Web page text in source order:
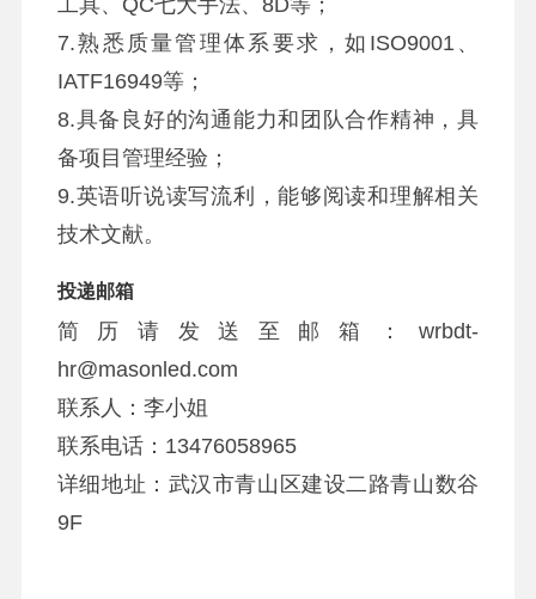
工具、QC七大手法、8D等；
7.熟悉质量管理体系要求，如ISO9001、
IATF16949等；
8.具备良好的沟通能力和团队合作精神，具
备项目管理经验；
9.英语听说读写流利，能够阅读和理解相关
技术文献。
投递邮箱
简历请发送至邮箱：wrbdt-
hr@masonled.com
联系人：李小姐
联系电话：13476058965
详细地址：武汉市青山区建设二路青山数谷
9F